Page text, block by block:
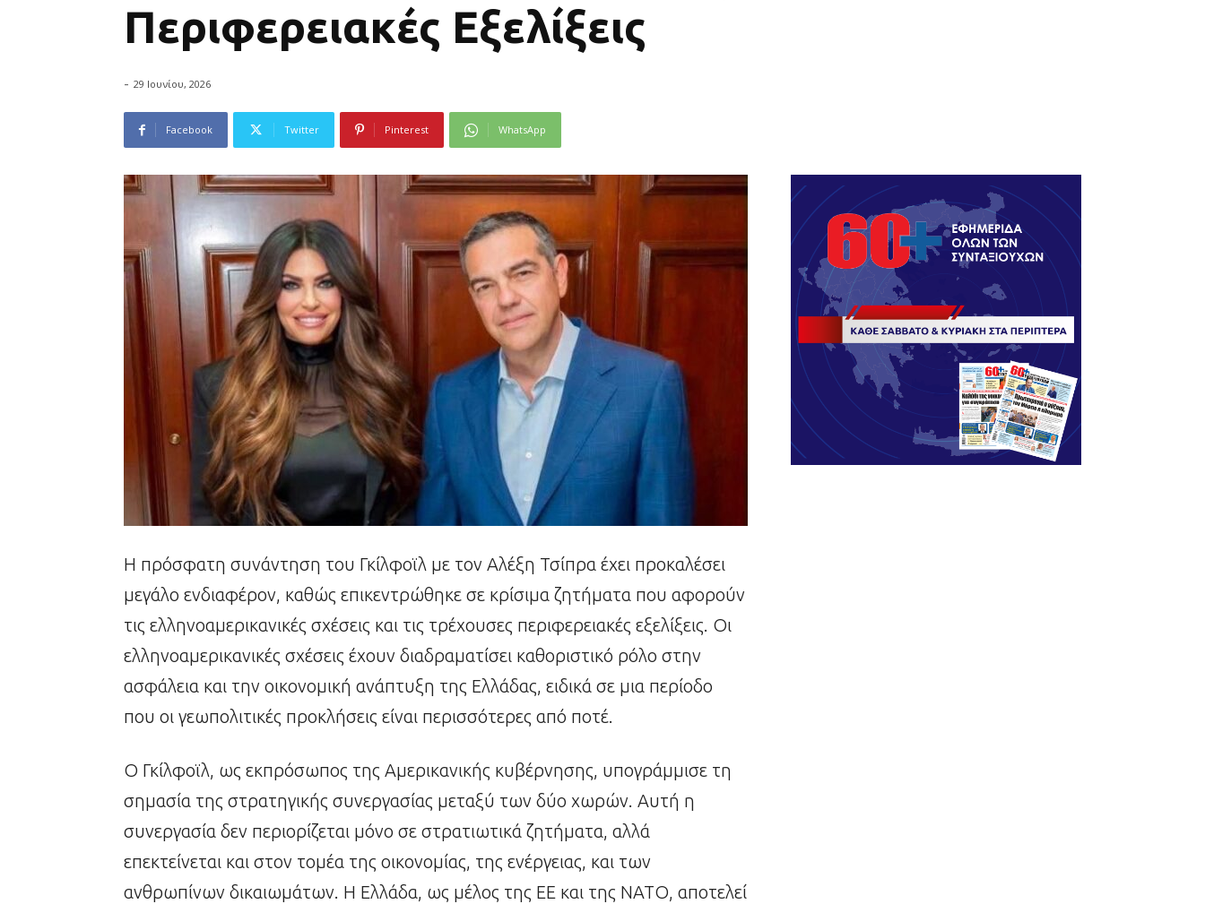
Περιφερειακές Εξελίξεις
- 29 Ιουνίου, 2026
Facebook Twitter Pinterest WhatsApp
Η πρόσφατη συνάντηση του Γκίλφοϊλ με τον Αλέξη Τσίπρα έχει προκαλέσει
μεγάλο ενδιαφέρον, καθώς επικεντρώθηκε σε κρίσιμα ζητήματα που αφορούν
τις ελληνοαμερικανικές σχέσεις και τις τρέχουσες περιφερειακές εξελίξεις. Οι
ελληνοαμερικανικές σχέσεις έχουν διαδραματίσει καθοριστικό ρόλο στην
ασφάλεια και την οικονομική ανάπτυξη της Ελλάδας, ειδικά σε μια περίοδο
που οι γεωπολιτικές προκλήσεις είναι περισσότερες από ποτέ.
Ο Γκίλφοϊλ, ως εκπρόσωπος της Αμερικανικής κυβέρνησης, υπογράμμισε τη
σημασία της στρατηγικής συνεργασίας μεταξύ των δύο χωρών. Αυτή η
συνεργασία δεν περιορίζεται μόνο σε στρατιωτικά ζητήματα, αλλά
επεκτείνεται και στον τομέα της οικονομίας, της ενέργειας, και των
ανθρωπίνων δικαιωμάτων. Η Ελλάδα, ως μέλος της ΕΕ και της ΝΑΤΟ, αποτελεί